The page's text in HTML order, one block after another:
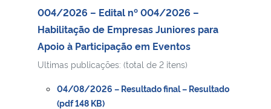
004/2026 – Edital nº 004/2026 –
Habilitação de Empresas Juniores para
Apoio à Participação em Eventos
Ultimas publicações: (total de 2 itens)
04/08/2026 – Resultado final – Resultado
(pdf 148 KB)